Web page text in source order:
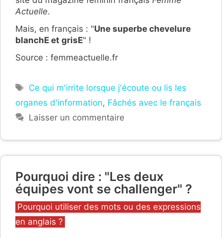
Actuelle.
Mais, en français : "Une superbe chevelure
blanchE et grisE" !
Source : femmeactuelle.fr
Étiquettes
Ce qui m'irrite lorsque j'écoute ou lis les
organes d'information, Fâchés avec le français
Laisser un commentaire
Pourquoi dire : "Les deux
équipes vont se challenger" ?
Catégories
Pourquoi utiliser des mots ou des expressions
en anglais ?